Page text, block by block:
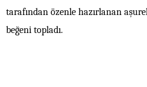
tarafından özenle hazırlanan
beğeni topladı.